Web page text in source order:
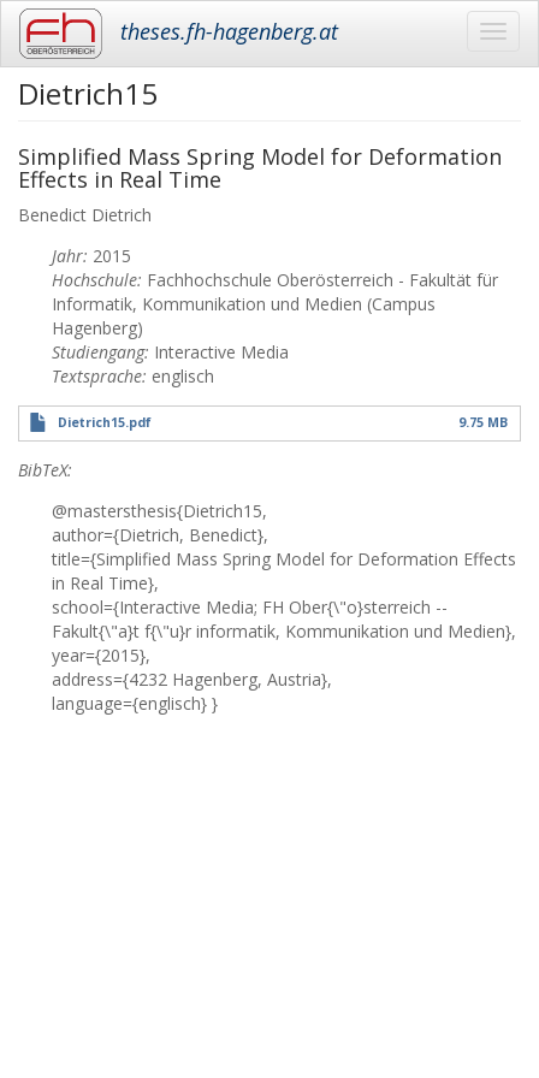
Skip
content
theses.fh-hagenberg.at
Dietrich15
Simplified Mass Spring Model for Deformation
Effects in Real Time
Benedict Dietrich
Jahr: 2015
Hochschule: Fachhochschule Oberösterreich - Fakultät für
Informatik, Kommunikation und Medien (Campus
Hagenberg)
Studiengang: Interactive Media
Textsprache: englisch
Dietrich15.pdf 9.75 MB
BibTeX:
@mastersthesis{Dietrich15,
author={Dietrich, Benedict},
title={Simplified Mass Spring Model for Deformation Effects
in Real Time},
school={Interactive Media; FH Ober{\"o}sterreich --
Fakult{\"a}t f{\"u}r informatik, Kommunikation und Medien},
year={2015},
address={4232 Hagenberg, Austria},
language={englisch} }